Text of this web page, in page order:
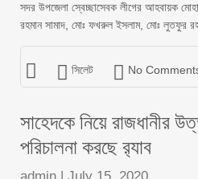
সদর উপজেলা স্বেচ্ছাসেবক লীগের আহবায়ক
রহমান সামাদ, মোঃ ফখরুল ইসলাম, মোঃ লুতফুর
সিলেট No
সাহেদকে নিয়ে রাজধানীর
পরিচালনা করছে র‌্যাব